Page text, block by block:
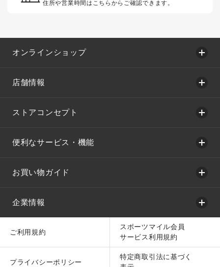
住所や営業時間はこちらからご確認できます。
オンラインショップ
店舗情報
ストアコンセプト
便利なサービス・機能
お買い物ガイド
企業情報
ご利用規約
スポーツマイル会員
サービス利用規約
プライバシーポリシー
特定商取引法に基づく